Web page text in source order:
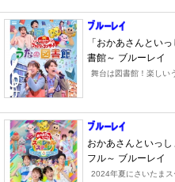
「おかあさんとい
書館～ ブルーレイ
舞台は図書館！楽しい
おかあさんといっ
フル～ ブルーレイ
2024年夏にさいたまス